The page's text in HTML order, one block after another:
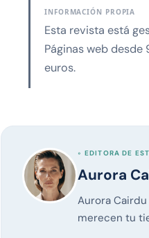
INFORMACIÓN PROPIA
Esta revista está
Páginas web
euros.
◦ EDITORA DE
Aurora
Aurora
merecen tu